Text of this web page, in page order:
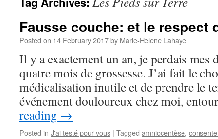
Fausse couche: et le respect
Posted on 14 February 2017by Marie-Helene Lahaye
Il y a exactement un an, je perdais mes
quatre mois de grossesse. J’ai fait le
médicalisation inutile et de prendre le
événement douloureux chez moi,
reading →
Posted in J'ai testé pour vous | Tagged amniocentèse,